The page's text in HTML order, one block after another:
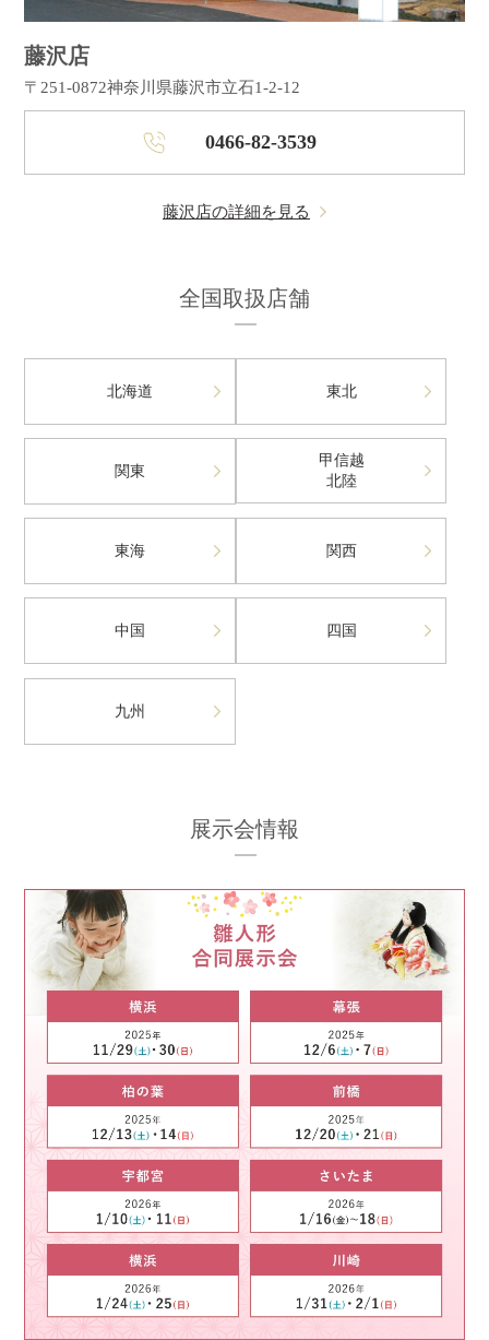
藤沢店
〒251-0872神奈川県藤沢市立石1-2-12
0466-82-3539
藤沢店の詳細を見る
全国取扱店舗
北海道 東北
関東
甲信越
北陸
東海 関西
中国 四国
九州
展示会情報